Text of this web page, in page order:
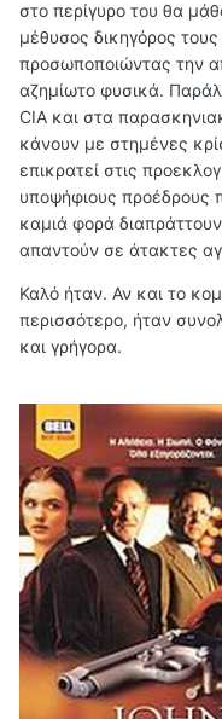
στο περίγυρο του θα
μέθυσος δικηγόρος
προσωποποιώντας την
αζημίωτο φυσικά.
CIA και στα
κάνουν με στημένες
επικρατεί στις
υποψήφιους προέδρους
καμιά φορά
απαντούν σε άτακτες
Καλό ήταν. Αν και το
περισσότερο, ήταν
και γρήγορα.